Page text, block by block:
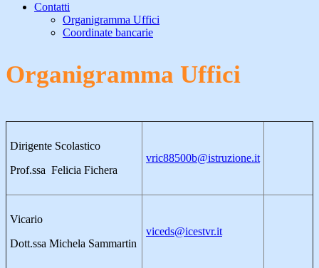
Contatti
Organigramma Uffici
Coordinate bancarie
Organigramma Uffici
Dirigente Scolastico
Prof.ssa Felicia Fichera
vric88500b@istruzione.it
Vicario
Dott.ssa Michela Sammartin
viceds@icestvr.it